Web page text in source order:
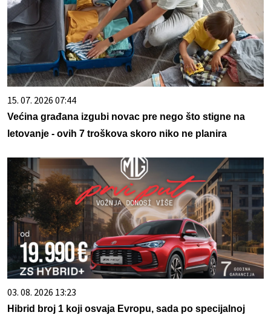
15. 07. 2026 07:44
Većina građana izgubi novac pre nego što stigne na
letovanje - ovih 7 troškova skoro niko ne planira
03. 08. 2026 13:23
Hibrid broj 1 koji osvaja Evropu, sada po specijalnoj